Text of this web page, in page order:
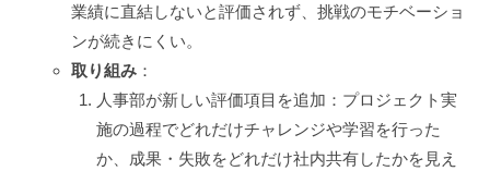
業績に直結しないと評価されず、挑戦のモチベーショ
ンが続きにくい。
取り組み ：
人事部が新しい評価項目を追加：プロジェクト実
施の過程でどれだけチャレンジや学習を行った
か、成果・失敗をどれだけ社内共有したかを見え